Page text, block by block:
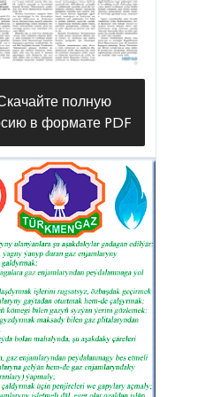
концернах
«Türkmennebit»,
в
корпорации
комплекса
в научно-
институтах и
отраслевых
Балканский велаят
развитым и
регионом
полную
в формате PDF